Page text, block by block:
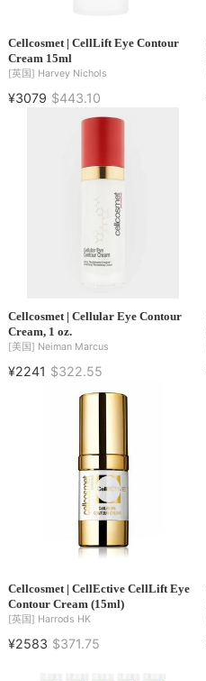
Cellcosmet | CellLift Eye Contour
Cream 15ml
[英国] Harvey Nichols
¥3079 $443.10
Cellcosmet | Cellular Eye Contour
Cream, 1 oz.
[美国] Neiman Marcus
¥2241 $322.55
Cellcosmet | CellEctive CellLift Eye
Contour Cream (15ml)
[英国] Harrods HK
¥2583 $371.75